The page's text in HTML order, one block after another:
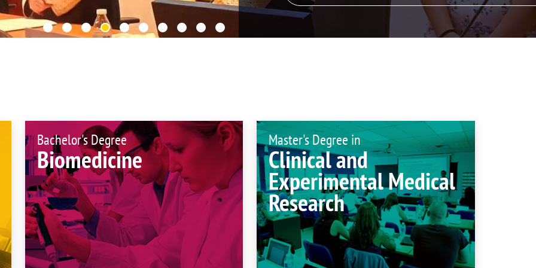
committees
Promotion of Research Unit
Noticias destacadas
Bachelor's Degree
Biomedicine
Master's Degree in
Clinical and
Experimental Medical
Research